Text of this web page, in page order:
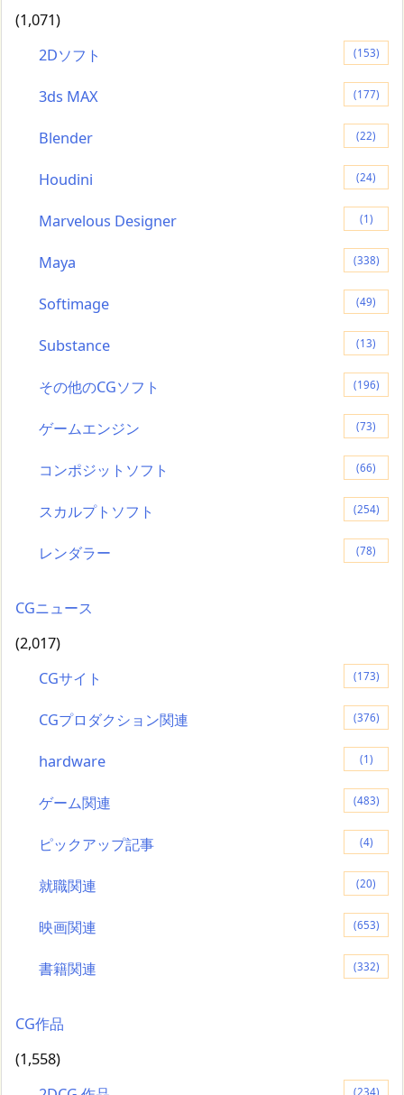
(1,071)
2Dソフト
(153)
3ds MAX (177)
Blender (22)
Houdini (24)
Marvelous Designer (1)
Maya (338)
Softimage (49)
Substance (13)
その他のCGソフト (196)
ゲームエンジン (73)
コンポジットソフト (66)
スカルプトソフト (254)
レンダラー (78)
CGニュース
(2,017)
CGサイト
(173)
CGプロダクション関連 (376)
hardware (1)
ゲーム関連 (483)
ピックアップ記事 (4)
就職関連 (20)
映画関連 (653)
書籍関連 (332)
CG作品
(1,558)
(234)